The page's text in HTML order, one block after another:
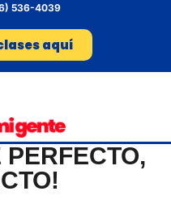
536-4039
aquí